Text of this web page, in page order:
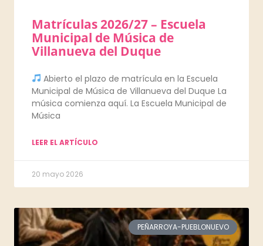
Matrículas 2026/27 – Escuela
Municipal de Música de
Villanueva del Duque
Abierto el plazo de matrícula en la Escuela
Municipal de Música de Villanueva del Duque La
música comienza aquí. La Escuela Municipal de
Música
LEER EL ARTÍCULO
20 mayo 2026
PEÑARROYA-PUEBLONUEVO